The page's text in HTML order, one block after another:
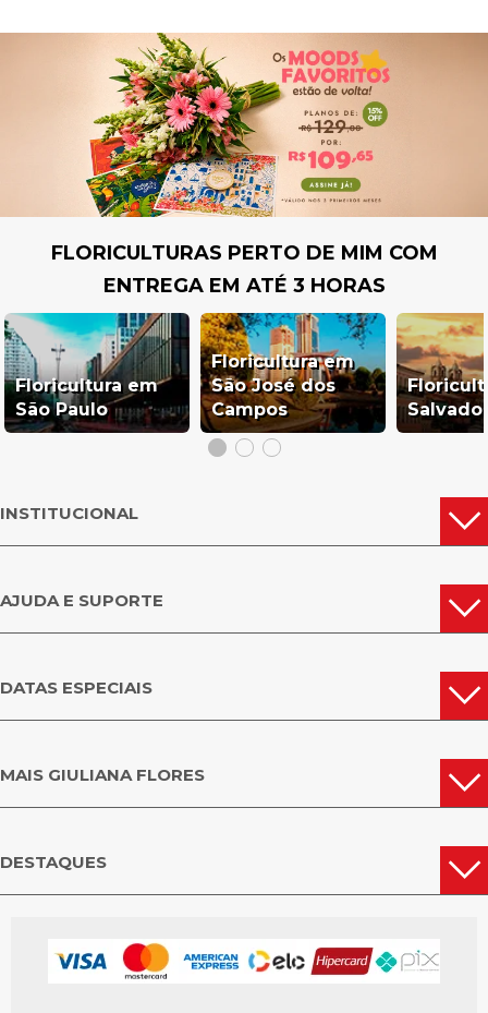
FLORICULTURAS PERTO DE MIM COM
ENTREGA EM ATÉ 3 HORAS
Floricultura em
São Paulo
Floricultura em
São José dos
Campos
INSTITUCIONAL
AJUDA E SUPORTE
DATAS ESPECIAIS
MAIS GIULIANA FLORES
DESTAQUES